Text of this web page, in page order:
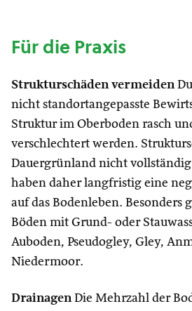
Für die Praxis
Strukturschäden vermeiden
nicht standortangepasste
Struktur im Oberboden rasch
verschlechtert werden.
Dauergrünland nicht
haben daher langfristig eine
auf das Bodenleben. Besonders
Böden mit Grund- oder
Auboden, Pseudogley, Gley,
Niedermoor.
DrainagenDie Mehrzahl der